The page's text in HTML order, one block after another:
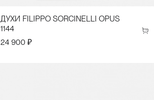
ДУХИ FILIPPO SORCINELLI OPUS
1144
24 900 ₽